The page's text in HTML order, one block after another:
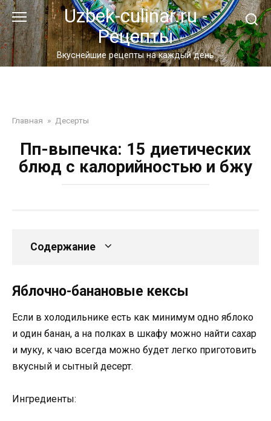
Перейти
к
контенту
Uzbek-culinar.ru -
Рецепты
Вкуснейшие рецепты на каждый день
Главная » Десерты
Пп-выпечка: 15 диетических
блюд с калорийностью и бжу
Содержание
Яблочно-банановые кексы
Если в холодильнике есть как минимум одно яблоко
и один банан, а на полках в шкафу можно найти сахар
и муку, к чаю всегда можно будет легко приготовить
вкусный и сытный десерт.
Ингредиенты: